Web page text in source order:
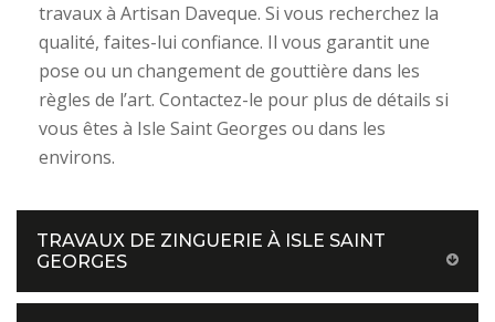
travaux à Artisan Daveque. Si vous recherchez la
qualité, faites-lui confiance. Il vous garantit une
pose ou un changement de gouttière dans les
règles de l’art. Contactez-le pour plus de détails si
vous êtes à Isle Saint Georges ou dans les
environs.
TRAVAUX DE ZINGUERIE À ISLE SAINT
GEORGES